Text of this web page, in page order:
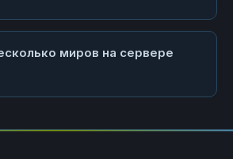
миров на сервере